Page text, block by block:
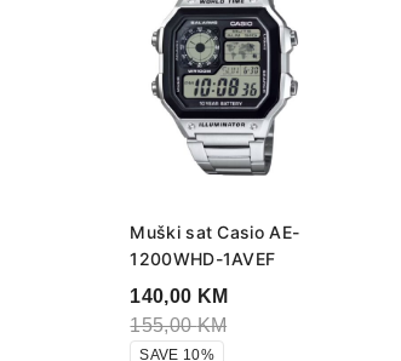
Muški sat Casio AE-
1200WHD-1AVEF
140,00 KM
155,00KM
SAVE 10%